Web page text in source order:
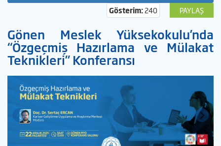
PAYLAŞ
Gösterim:240
Gönen Meslek Yüksekokulu’nda
“Özgeçmiş Hazırlama ve Mülakat
Teknikleri” Konferansı